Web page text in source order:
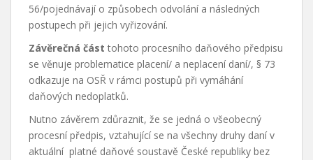
56/pojednávají o způsobech odvolání a následných
postupech při jejich vyřizování.
Závěrečná část tohoto procesního daňového předpisu
se věnuje problematice placení/ a neplacení daní/, § 73
odkazuje na OSŘ v rámci postupů při vymáhání
daňových nedoplatků.
Nutno závěrem zdůraznit, že se jedná o všeobecný
procesní předpis, vztahující se na všechny druhy daní v
aktuální platné daňové soustavě České republiky bez